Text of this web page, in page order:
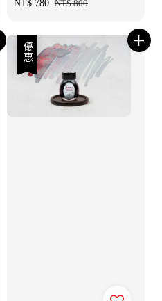
Sale
NT$ 780 Regular
NT$ 800
優惠